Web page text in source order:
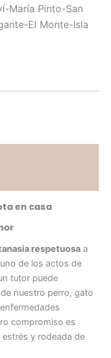
María Pinto-San
El Monte-Isla
en casa
respetuosa a
de los actos de
tutor puede
nuestro perro, gato
compromiso es
y rodeada de